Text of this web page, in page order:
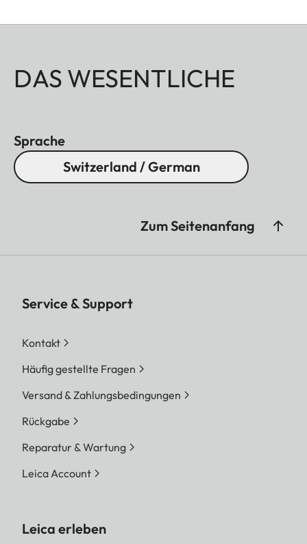
DAS WESENTLICHE
Sprache
Switzerland / German
Zum Seitenanfang
Service & Support
Kontakt
Häufig gestellte Fragen
Versand & Zahlungsbedingungen
Rückgabe
Reparatur & Wartung
Leica Account
Leica erleben